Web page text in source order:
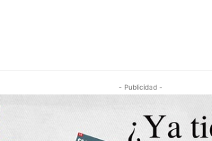
- Publicidad -